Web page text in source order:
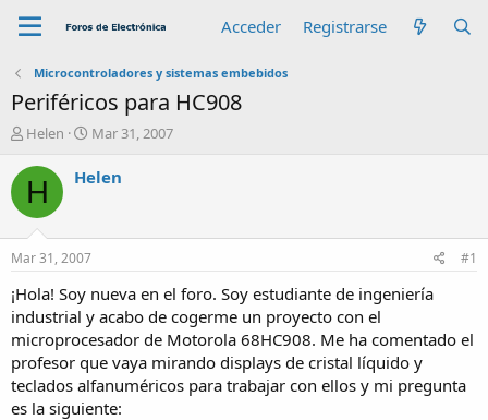
Acceder Registrarse
Microcontroladores y sistemas embebidos
Periféricos para HC908
A
t
o
r
Helen
F
c
e
n
c
i
o
Mar 31, 2007
H Helen
Mar 31, 2007 #1
¡Hola! Soy nueva en el foro. Soy estudiante de ingeniería
industrial y acabo de cogerme un proyecto con el
microprocesador de Motorola 68HC908. Me ha comentado el
profesor que vaya mirando displays de cristal líquido y
teclados alfanuméricos para trabajar con ellos y mi pregunta
es la siguiente: